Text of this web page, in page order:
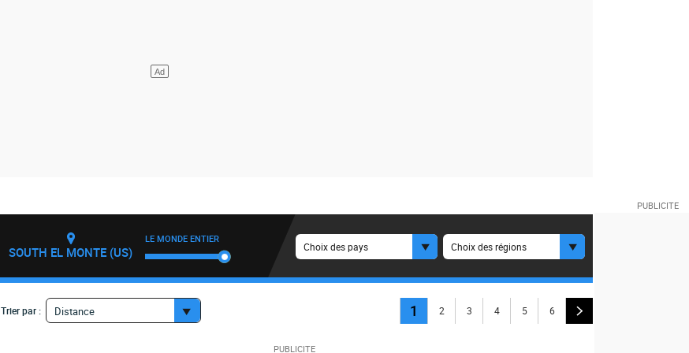
SOUTH EL MONTE (US)
LE MONDE ENTIER
Choix des pays Choix des régions
Trier par : Distance 1 2 3 4 5 6